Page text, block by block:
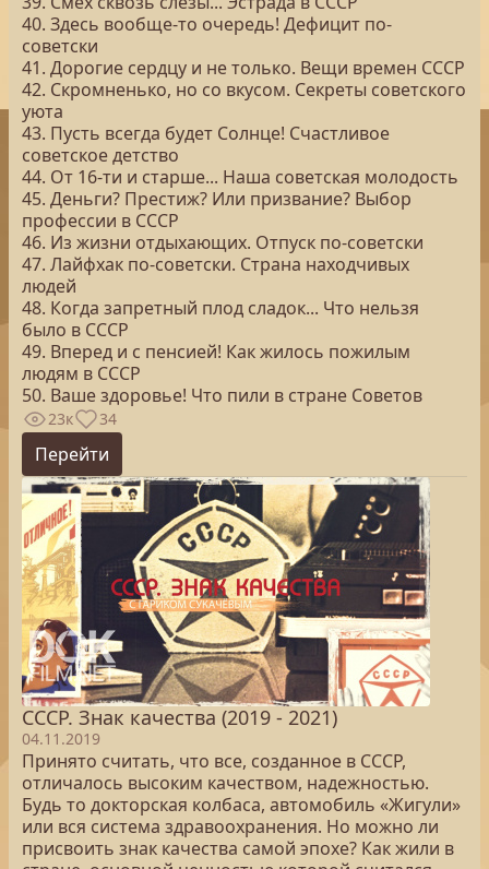
40. Здесь вообще-то очередь! Дефицит по-
советски
41. Дорогие сердцу и не только. Вещи времен СССР
42. Скромненько, но со вкусом. Секреты советского
уюта
43. Пусть всегда будет Солнце! Счастливое
советское детство
44. От 16-ти и старше... Наша советская молодость
45. Деньги? Престиж? Или призвание? Выбор
профессии в СССР
46. Из жизни отдыхающих. Отпуск по-советски
47. Лайфхак по-советски. Страна находчивых
людей
48. Когда запретный плод сладок... Что нельзя
было в СССР
49. Вперед и с пенсией! Как жилось пожилым
людям в СССР
50. Ваше здоровье! Что пили в стране Советов
23к 34
Перейти
СССР. Знак качества (2019 - 2021)
04.11.2019
Принято считать, что все, созданное в СССР,
отличалось высоким качеством, надежностью.
Будь то докторская колбаса, автомобиль «Жигули»
или вся система здравоохранения. Но можно ли
присвоить знак качества самой эпохе? Как жили в